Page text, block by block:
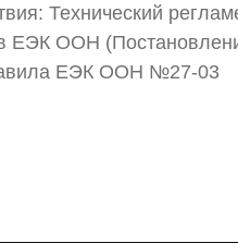
Технический
ЕЭК ООН
ЕЭК ООН №27-03